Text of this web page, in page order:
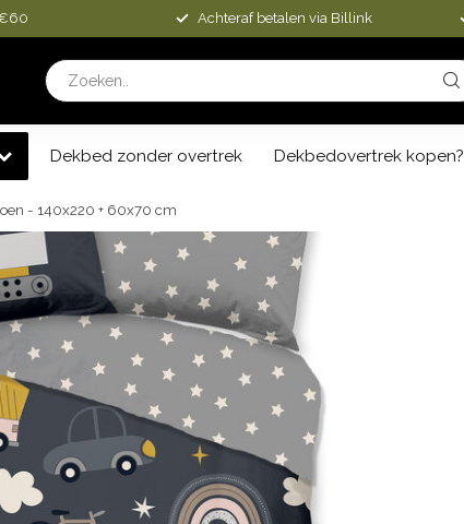
Achteraf betalen via Billink
Dekbed zonder overtrek Dekbedovertrek kopen?
- 140x220 + 60x70 cm